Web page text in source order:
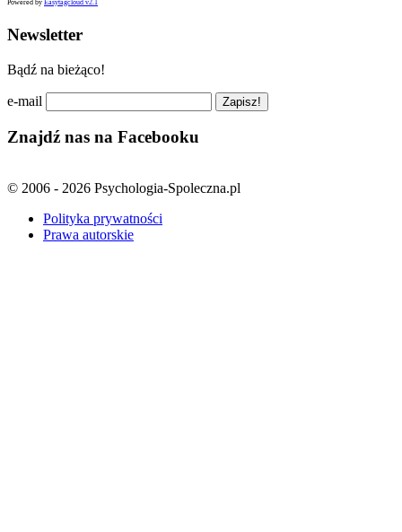
Powered by Easytagcloud v2.1
Newsletter
Bądź na bieżąco!
e-mail
Znajdź nas na Facebooku
© 2006 - 2026 Psychologia-Spoleczna.pl
Polityka prywatności
Prawa autorskie